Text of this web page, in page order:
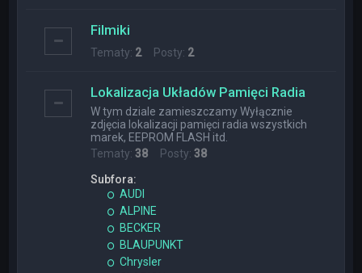
Filmiki
Tematy: 2Posty: 2
Lokalizacja Układów Pamięci Radia
W tym dziale zamieszczamy Wyłącznie
zdjęcia lokalizacji pamięci radia wszystkich
marek, EEPROM FLASH itd.
Tematy:38 Posty:38
Subfora:
AUDI
ALPINE
BECKER
BLAUPUNKT
Chrysler